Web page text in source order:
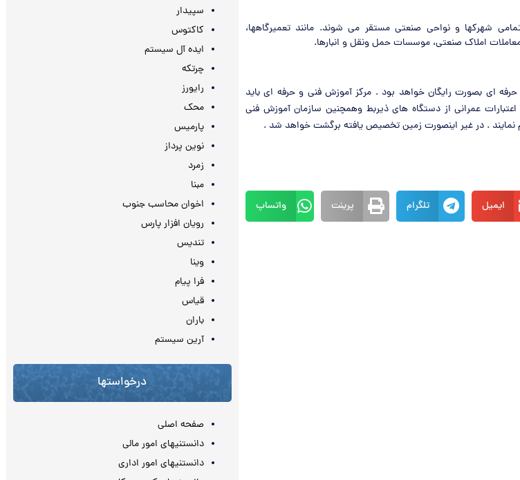
شهرکها و نواحی صنعتی مستقر می شوند. مانند تعمیرگاهها،
معاملات املاک صنعتی، موسسات حمل ونقل و انبارها.
ای بصورت رایگان خواهد بود . مرکز آموزش فنی و حرفه ای باید
عمرانی از دستگاه های ذیربط وهمچنین سازمان آموزش فنی
نمایند . در غیر اینصورت زمین تخصیص یافته برگشت خواهد شد .
ایمیل تلگرام پرینت واتساپ
سپیدار
کاکتوس
ایده آل سیستم
چرتکه
رایورز
محک
پارمیس
نوین پرداز
زمرد
مبنا
اخوان محاسب جنوب
رویان افزار پارس
تندیس
وینا
فرا پیام
قیاس
باران
آرین سیستم
درخواستها
صفحه اصلی
دانستنیهای امور مالی
دانستنیهای امور اداری